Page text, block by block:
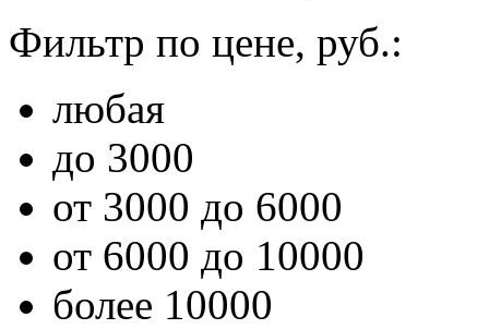
Фильтр по цене, руб.:
любая
до 3000
от 3000 до 6000
от 6000 до 10000
более 10000